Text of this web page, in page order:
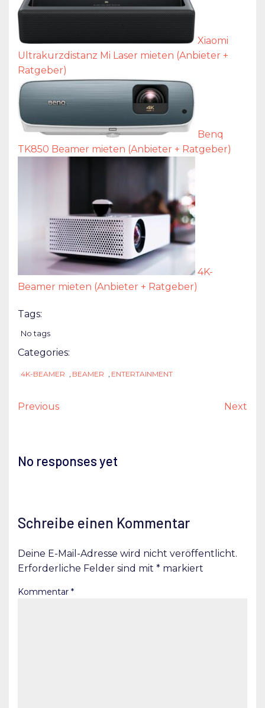
Xiaomi
Ultrakurzdistanz Mi Laser mieten (Anbieter +
Ratgeber)
Benq
TK850 Beamer mieten (Anbieter + Ratgeber)
4K-
Beamer mieten (Anbieter + Ratgeber)
Tags:
No tags
Categories:
4K-BEAMER BEAMER ENTERTAINMENT
Previous Next
No responses yet
Schreibe einen Kommentar
Deine E-Mail-Adresse wird nicht veröffentlicht.
Erforderliche Felder sind mit * markiert
Kommentar *